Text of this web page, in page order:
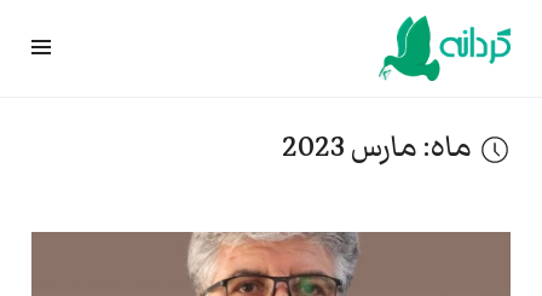
Skip
ماه:مارس 2023